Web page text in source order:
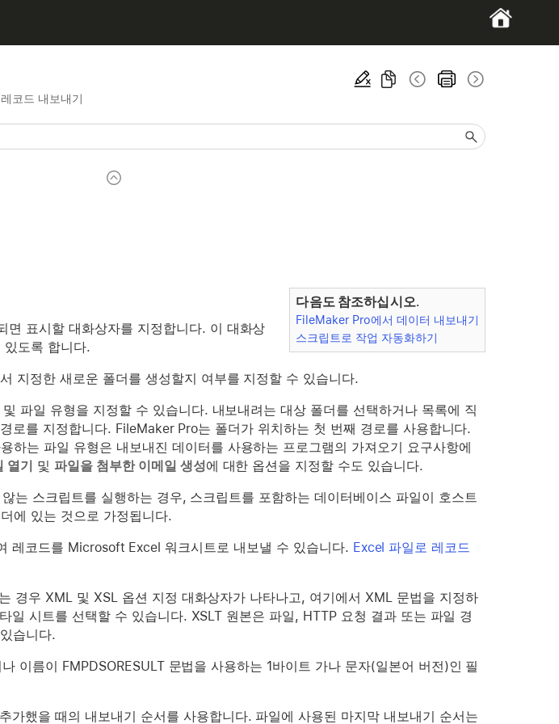
레코드 내보내기
다음도 참조하십시오.
FileMaker Pro에서 데이터 내보내기
스크립트로 작업 자동화하기
면 표시할 대화상자를 지정합니다. 이 대화상
있도록 합니다.
지정한 새로운 폴더를 생성할지 여부를 지정할 수 있습니다.
파일 유형을 지정할 수 있습니다. 내보내려는 대상 폴더를 선택하거나 목록에 직
로를 지정합니다. FileMaker Pro는 폴더가 위치하는 첫 번째 경로를 사용합니다.
하는 파일 유형은 내보내진 데이터를 사용하는 프로그램의 가져오기 요구사항에
열기 및 파일을 첨부한 이메일 생성에 대한 옵션을 지정할 수도 있습니다.
는 스크립트를 실행하는 경우, 스크립트를 포함하는 데이터베이스 파일이 호스트
에 있는 것으로 가정됩니다.
레코드를 Microsoft Excel 워크시트로 내보낼 수 있습니다. Excel 파일로 레코드
경우 XML 및 XSL 옵션 지정 대화상자가 나타나고, 여기에서 XML 문법을 지정하
일 시트를 선택할 수 있습니다. XSLT 원본은 파일, HTTP 요청 결과 또는 파일 경
습니다.
이름이 FMPDSORESULT 문법을 사용하는 1바이트 가나 문자(일본어 버전)인 필
가했을 때의 내보내기 순서를 사용합니다. 파일에 사용된 마지막 내보내기 순서는